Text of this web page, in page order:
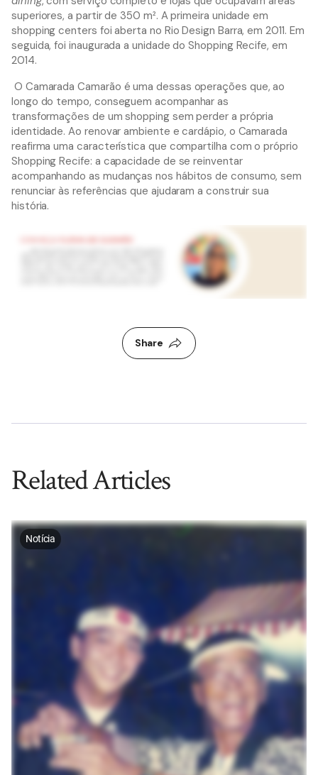
superiores, a partir de 350 m². A primeira unidade em
shopping centers foi aberta no Rio Design Barra, em 2011. Em
seguida, foi inaugurada a unidade do Shopping Recife, em
2014.
O Camarada Camarão é uma dessas operações que, ao
longo do tempo, conseguem acompanhar as
transformações de um shopping sem perder a própria
identidade. Ao renovar ambiente e cardápio, o Camarada
reafirma uma característica que compartilha com o próprio
Shopping Recife: a capacidade de se reinventar
acompanhando as mudanças nos hábitos de consumo, sem
renunciar às referências que ajudaram a construir sua
história.
Share
Related Articles
Notícia